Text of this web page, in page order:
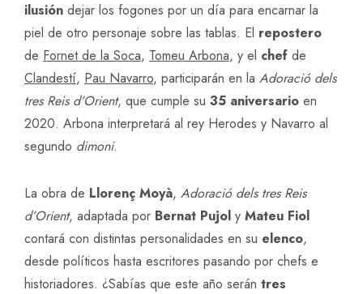
ilusión dejar los fogones por un día para encarnar la
piel de otro personaje sobre las tablas. El repostero
de Fornet de la Soca, Tomeu Arbona, y el chef de
Clandestí, Pau Navarro, participarán en la Adoració dels
tres Reis d’Orient, que cumple su 35 aniversario en
2020. Arbona interpretará al rey Herodes y Navarro al
segundo dimoni.
La obra de Llorenç Moyà, Adoració dels tres Reis
d’Orient, adaptada por Bernat Pujol y Mateu Fiol
contará con distintas personalidades en su elenco,
desde políticos hasta escritores pasando por chefs e
historiadores. ¿Sabías que este año serán tres